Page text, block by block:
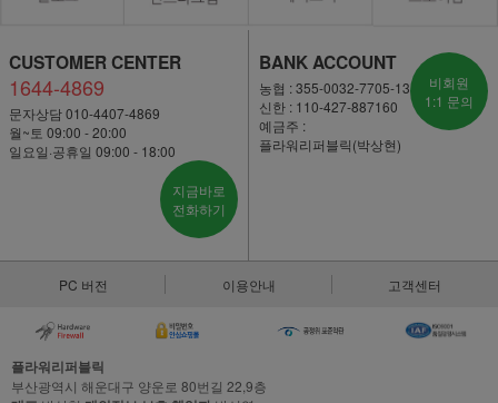
CUSTOMER CENTER
1644-4869
문자상담 010-4407-4869
월~토 09:00 - 20:00
일요일·공휴일 09:00 - 18:00
지금바로
전화하기
BANK ACCOUNT
농협 : 355-0032-7705-13
신한 : 110-427-887160
예금주 :
플라워리퍼블릭(박상현)
비회원
1:1 문의
PC 버전 이용안내 고객센터
플라워리퍼블릭
부산광역시 해운대구 양운로 80번길 22,9층